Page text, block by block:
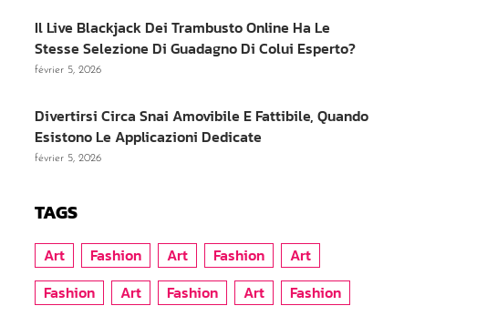
Il Live Blackjack Dei Trambusto Online Ha Le
Stesse Selezione Di Guadagno Di Colui Esperto?
février 5, 2026
Divertirsi Circa Snai Amovibile E Fattibile, Quando
Esistono Le Applicazioni Dedicate
février 5, 2026
TAGS
Art Fashion Art Fashion
Art
Fashion
Art Fashion Art
Fashion